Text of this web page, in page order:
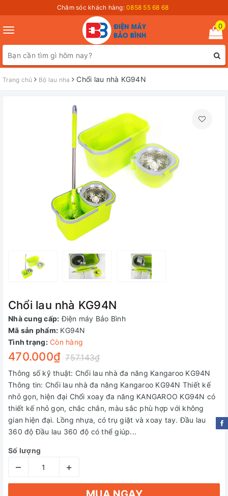
Chăm sóc khách hàng: 0858 55 68 68
Toggle
navigation
0
Trang chủ Bộ lau nha Chổi lau nhà KG94N
Chổi lau nhà KG94N
Nhà cung cấp: Điện máy Bảo Bình
Mã sản phẩm: KG94N
Tình trạng: Còn hàng
470.000₫ 757.143₫
Thông số kỹ thuật: Chổi lau nhà đa năng Kangaroo KG94N
Thông tin: Chổi lau nhà đa năng Kangaroo KG94N Thiết kế
nhỏ gọn, hiện đại Chổi xoay đa năng KANGAROO KG94N có
thiết kế nhỏ gọn, chắc chắn, màu sắc phù hợp với không
gian hiện đại. Lồng nhựa, có trụ giặt và xoay tay. Đầu lau
360 độ Đầu lau 360 độ có thể giúp...
Số lượng
– +